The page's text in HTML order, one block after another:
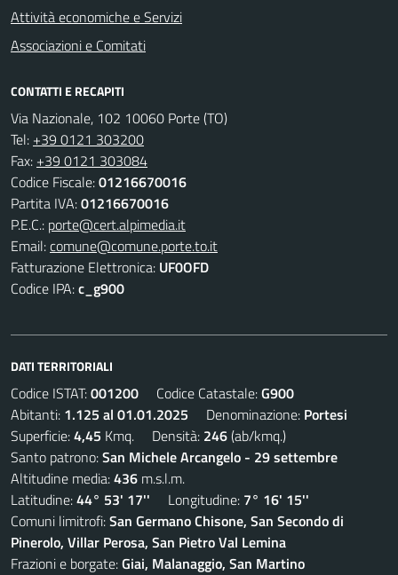
Attività economiche e Servizi
Associazioni e Comitati
CONTATTI E RECAPITI
Via Nazionale, 102 10060 Porte (TO)
Tel: +39 0121 303200
Fax: +39 0121 303084
Codice Fiscale:01216670016
Partita IVA:01216670016
P.E.C.: porte@cert.alpimedia.it
Email:comune@comune.porte.to.it
Fatturazione Elettronica: UF0OFD
Codice IPA:c_g900
DATI TERRITORIALI
Codice ISTAT:001200 Codice Catastale:G900
Abitanti: 1.125 al 01.01.2025 Denominazione: Portesi
Superficie:4,45 Kmq. Densità: 246(ab/kmq.)
Santo patrono:San Michele Arcangelo - 29 settembre
Altitudine media:436 m.s.l.m.
Latitudine:44° 53' 17'' Longitudine: 7° 16' 15''
Comuni limitrofi:San Germano Chisone, San Secondo di
Pinerolo, Villar Perosa, San Pietro Val Lemina
Frazioni e borgate:Giai, Malanaggio, San Martino